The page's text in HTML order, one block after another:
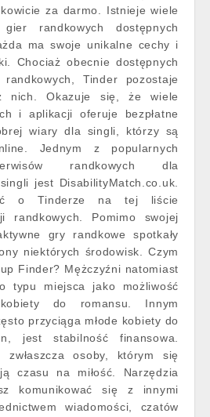
za darmo. Istnieje wiele
randkowych dostępnych
ma swoje unikalne cechy i
Chociaż obecnie dostępnych
Tinder pozostaje
nich. Okazuje się, że wiele
i aplikacji oferuje bezpłatne
wiary dla singli, którzy są
Jednym z popularnych
randkowych dla
jest DisabilityMatch.co.uk.
o Tinderze na tej liście
randkowych. Pomimo swojej
gry randkowe spotkały
niektórych środowisk. Czym
Finder? Mężczyźni natomiast
typu miejsca jako możliwość
do romansu. Innym
przyciąga młode kobiety do
jest stabilność finansowa.
osoby, którym się
czasu na miłość. Narzędzia
komunikować się z innymi
wiadomości, czatów